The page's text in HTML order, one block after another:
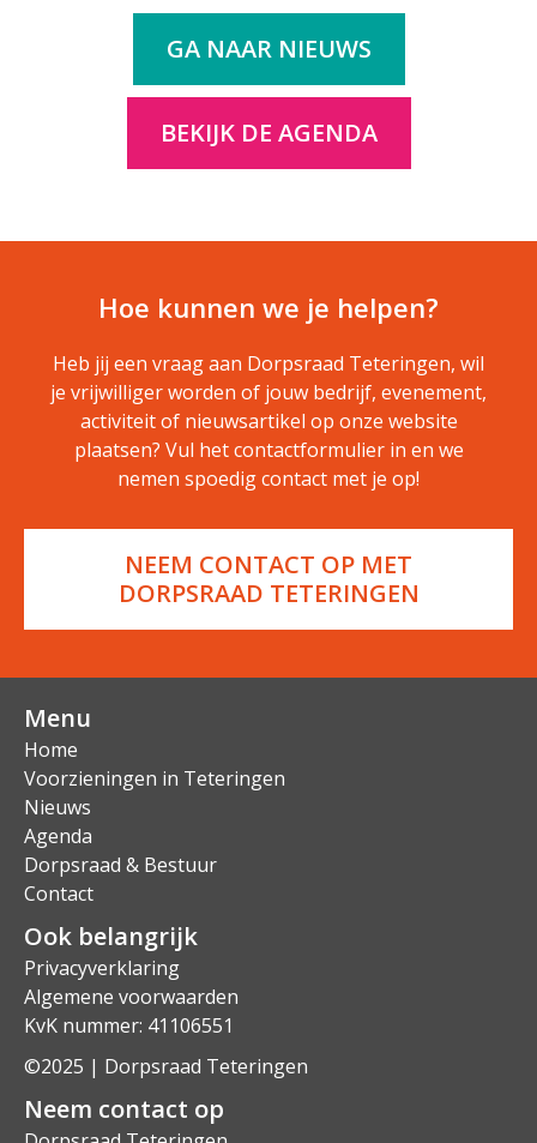
GA NAAR NIEUWS
BEKIJK DE AGENDA
Hoe kunnen we je helpen?
Heb jij een vraag aan Dorpsraad Teteringen, wil
je vrijwilliger worden of jouw bedrijf, evenement,
activiteit of nieuwsartikel op onze website
plaatsen? Vul het contactformulier in en we
nemen spoedig contact met je op!
NEEM CONTACT OP MET
DORPSRAAD TETERINGEN
Menu
Home
Voorzieningen in Teteringen
Nieuws
Agenda
Dorpsraad & Bestuur
Contact
Ook belangrijk
Privacyverklaring
Algemene voorwaarden
KvK nummer: 41106551
©2025 | Dorpsraad Teteringen
Neem contact op